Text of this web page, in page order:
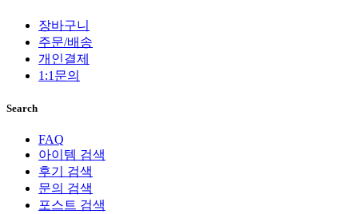
장바구니
주문/배송
개인결제
1:1문의
Search
FAQ
아이템 검색
후기 검색
문의 검색
포스트 검색